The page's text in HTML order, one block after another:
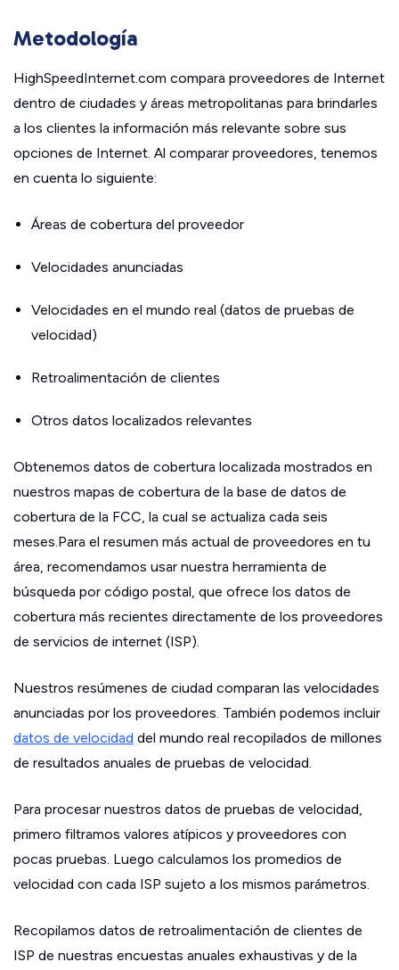
Metodología
HighSpeedInternet.com compara proveedores de Internet
dentro de ciudades y áreas metropolitanas para brindarles
a los clientes la información más relevante sobre sus
opciones de Internet. Al comparar proveedores, tenemos
en cuenta lo siguiente:
Áreas de cobertura del proveedor
Velocidades anunciadas
Velocidades en el mundo real (datos de pruebas de
velocidad)
Retroalimentación de clientes
Otros datos localizados relevantes
Obtenemos datos de cobertura localizada mostrados en
nuestros mapas de cobertura de la base de datos de
cobertura de la FCC, la cual se actualiza cada seis
meses.Para el resumen más actual de proveedores en tu
área, recomendamos usar nuestra herramienta de
búsqueda por código postal, que ofrece los datos de
cobertura más recientes directamente de los proveedores
de servicios de internet (ISP).
Nuestros resúmenes de ciudad comparan las velocidades
anunciadas por los proveedores. También podemos incluir
datos de velocidad del mundo real recopilados de millones
de resultados anuales de pruebas de velocidad.
Para procesar nuestros datos de pruebas de velocidad,
primero filtramos valores atípicos y proveedores con
pocas pruebas. Luego calculamos los promedios de
velocidad con cada ISP sujeto a los mismos parámetros.
Recopilamos datos de retroalimentación de clientes de
ISP de nuestras encuestas anuales exhaustivas y de la